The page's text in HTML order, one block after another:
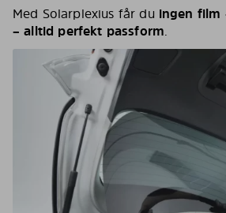
Med Solarplexius får du ingen film
– alltid perfekt passform.